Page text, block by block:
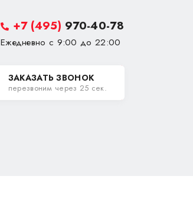
+7 (495) 970-40-78
Ежедневно с 9:00 до 22:00
ЗАКАЗАТЬ ЗВОНОК
перезвоним через 25 сек.